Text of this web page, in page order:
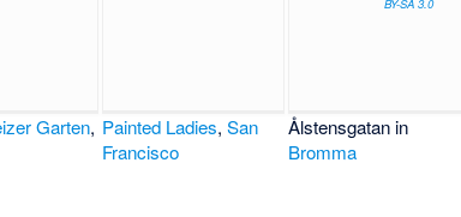
Garten, Painted Ladies,San
Francisco
Ålstensgatan in
Bromma